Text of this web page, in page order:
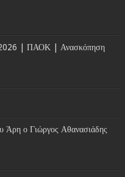
| ΠΑΟΚ | Ανασκόπηση
ο Γιώργος Αθανασιάδης